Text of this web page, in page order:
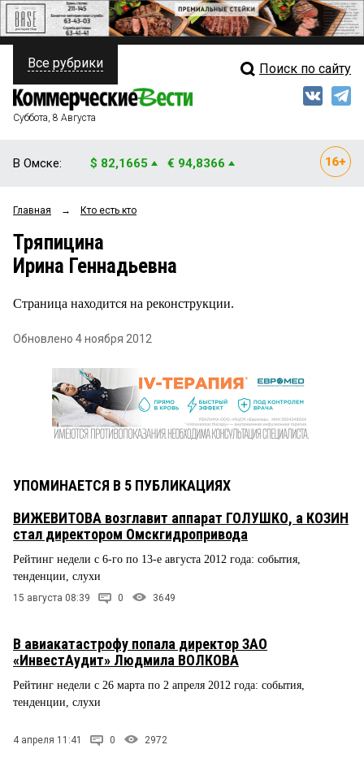
ПОЛИТИКА
ФИНАНСЫ
ОБЩЕСТВО
ЗАКОН
Свежий выпуск
Все рубрики Поиск по сайту
Суббота, 8 Августа
В Омске: $ 82,1665 € 94,8366
Главная → Кто есть кто
Тряпицина
Ирина Геннадьевна
Страница находится на реконструкции.
Обновлено 4 ноября 2012
УПОМИНАЕТСЯ В 5 ПУБЛИКАЦИЯХ
ВИЖЕВИТОВА возглавит аппарат ГОЛУШКО, а КОЗИН
стал директором Омскгидропривода
Рейтинг недели с 6-го по 13-е августа 2012 года: события,
тенденции, слухи
15 августа 08:39 0 3649
В авиакатастрофу попала директор ЗАО
«ИнвестАудит» Людмила ВОЛКОВА
Рейтинг недели с 26 марта по 2 апреля 2012 года: события,
тенденции, слухи
4 апреля 11:41 0 2972